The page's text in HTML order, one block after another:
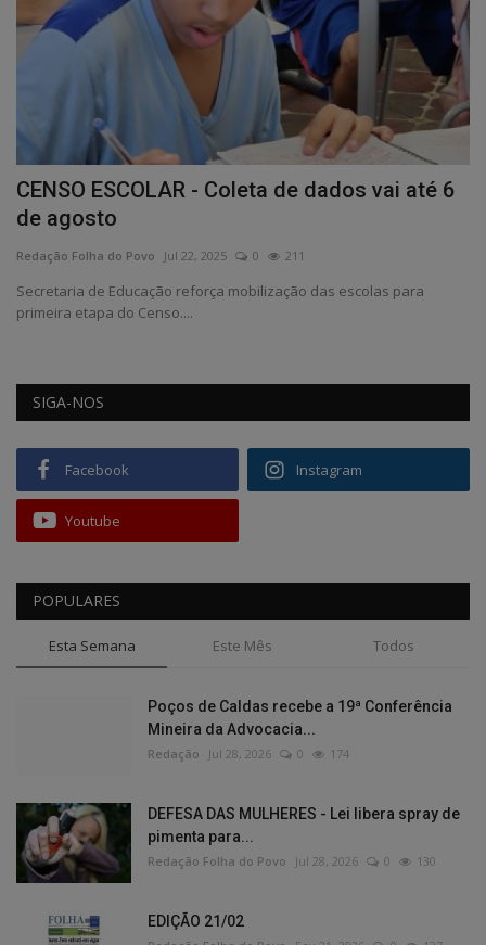
CENSO ESCOLAR - Coleta de dados vai até 6
de agosto
Redação Folha do Povo Jul 22, 2025 0 211
Secretaria de Educação reforça mobilização das escolas para
primeira etapa do Censo....
SIGA-NOS
Facebook Instagram
Youtube
POPULARES
Esta Semana Este Mês Todos
Poços de Caldas recebe a 19ª Conferência
Mineira da Advocacia...
Redação Jul 28, 2026 0 174
DEFESA DAS MULHERES - Lei libera spray de
pimenta para...
Redação Folha do Povo Jul 28, 2026 0 130
EDIÇÃO 21/02